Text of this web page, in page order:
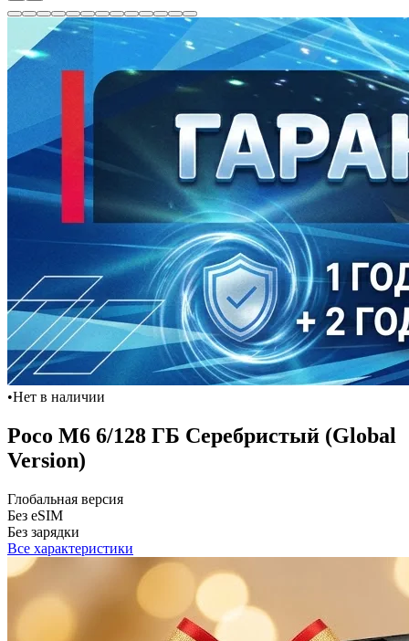
•Нет в наличии
Poco M6 6/128 ГБ Серебристый (Global
Version)
Глобальная версия
Без eSIM
Без зарядки
Все характеристики